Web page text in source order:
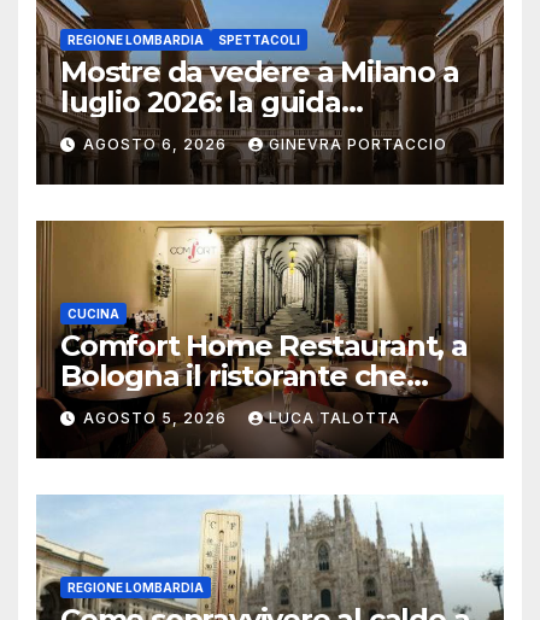
REGIONE LOMBARDIA SPETTACOLI
Mostre da vedere a Milano a
luglio 2026: la guida
aggiornata
AGOSTO 6, 2026 GINEVRA PORTACCIO
CUCINA
Comfort Home Restaurant, a
Bologna il ristorante che
trasforma l’ospitalità in
un’esperienza di casa
AGOSTO 5, 2026 LUCA TALOTTA
REGIONE LOMBARDIA